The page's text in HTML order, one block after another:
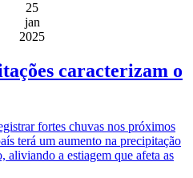
25
jan
2025
caracterizam o
fortes chuvas nos próximos
terá um aumento na precipitação
aliviando a estiagem que afeta as